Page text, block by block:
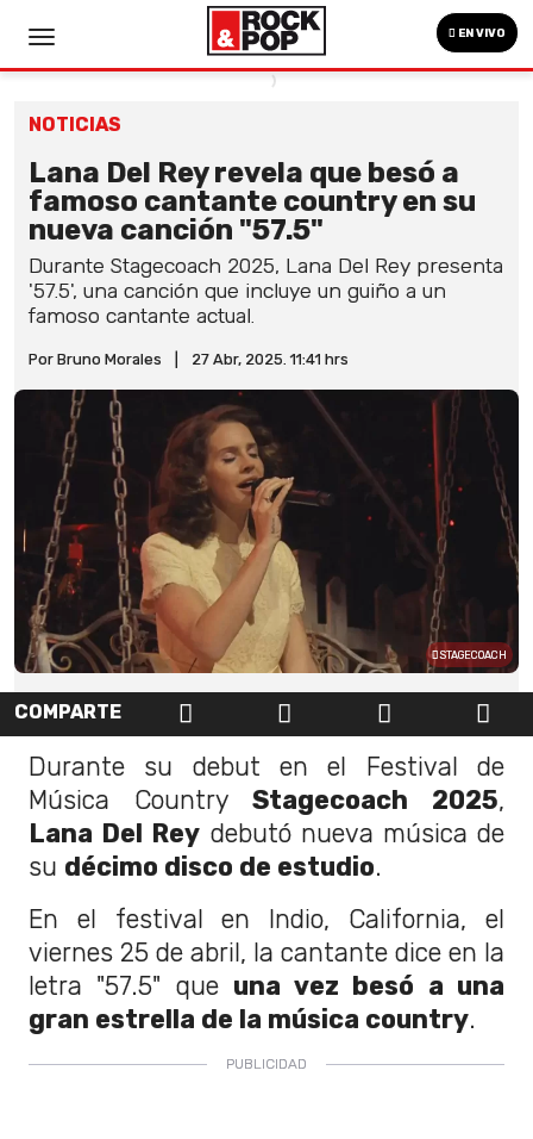
EN VIVO
NOTICIAS
Lana Del Rey revela que besó a
famoso cantante country en su
nueva canción "57.5"
Durante Stagecoach 2025, Lana Del Rey presenta
'57.5', una canción que incluye un guiño a un
famoso cantante actual.
Por Bruno Morales 27 Abr, 2025. 11:41 hrs
STAGECOACH
COMPARTE
Durante su debut en el Festival de
Música Country Stagecoach 2025,
Lana Del Rey debutó nueva música de
su décimo disco de estudio.
En el festival en Indio, California, el
viernes 25 de abril, la cantante dice en la
letra "57.5" que una vez besó a una
gran estrella de la música country.